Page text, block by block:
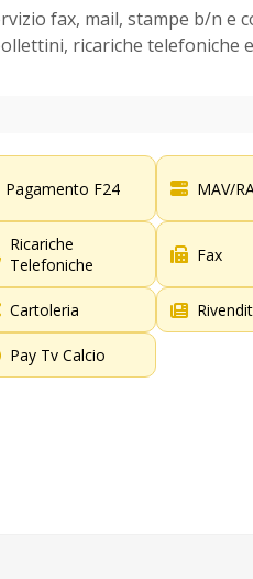
fax, mail, stampe b/n e
ricariche telefoniche
Pagamento F24 MAV/
Ricariche
Telefoniche
Fax
Cartoleria
Pay Tv Calcio